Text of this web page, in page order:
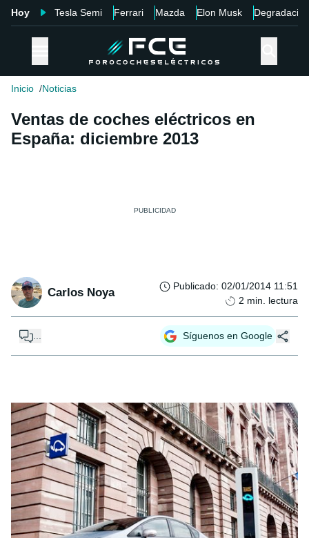
Hoy Tesla Semi Ferrari Mazda Elon Musk Degradación
Inicio Noticias
Ventas de coches eléctricos en
España: diciembre 2013
Carlos Noya Publicado: 02/01/2014 11:51
2 min. lectura
... Síguenos en Google